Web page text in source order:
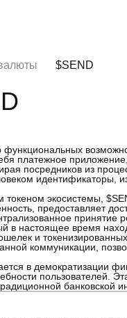
$SEND
платежное
посредников из
идентификаторы,
токеном экосистемы,
предоставляет
принятие
в настоящее время
и
коммуникации,
в демократизации
пользователей.
банковской